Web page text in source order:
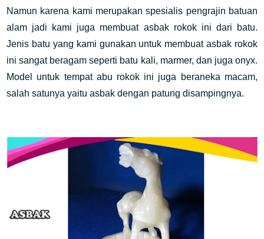
Namun karena kami merupakan spesialis pengrajin batuan
alam jadi kami juga membuat asbak rokok ini dari batu.
Jenis batu yang kami gunakan untuk membuat asbak rokok
ini sangat beragam seperti batu kali, marmer, dan juga onyx.
Model untuk tempat abu rokok ini juga beraneka macam,
salah satunya yaitu asbak dengan patung disampingnya.